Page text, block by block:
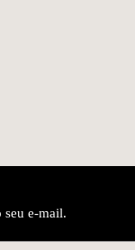
seu e-mail.